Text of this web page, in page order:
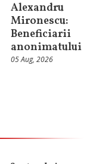
Alexandru
Mironescu:
Beneficiarii
anonimatului
05 Aug, 2026